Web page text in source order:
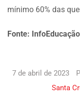
mínimo 60% das
Fonte: InfoEducação
7 de abril de 2023
Santa